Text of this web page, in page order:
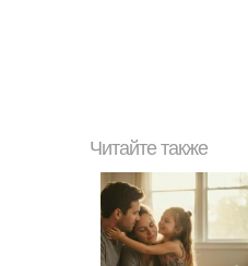
Читайте также